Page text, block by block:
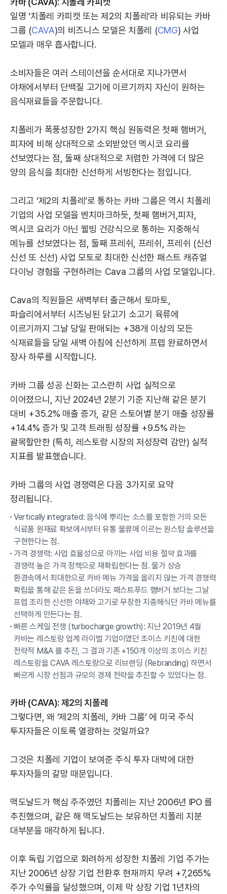
일명 ‘치폴레 카피캣 또는 제2의 치폴레’라 비유되는 카바
그룹 (CAVA)의 비즈니스 모델은 치폴레 (CMG) 사업
모델과 매우 흡사합니다.
소비자들은 여러 스테이션을 순서대로 지나가면서
야채에서부터 단백질 고기에 이르기까지 자신이 원하는
음식재료들을 주문합니다.
치폴레가 폭풍성장한 2가지 핵심 원동력은 첫째 햄버거,
피자에 비해 상대적으로 소외받았던 멕시코 요리를
선보였다는 점, 둘째 상대적으로 저렴한 가격에 더 많은
양의 음식을 최대한 신선하게 서빙한다는 점입니다.
그리고 ‘제2의 치폴레’로 통하는 카바 그룹은 역시 치폴레
기업의 사업 모델을 벤치마크하듯, 첫째 햄버거,피자,
멕시코 요리가 아닌 웰빙 건강식으로 통하는 지중해식
메뉴를 선보였다는 점, 둘째 프레쉬, 프레쉬, 프레쉬 (신선
신선 또 신선) 사업 모토로 최대한 신선한 패스트 캐쥬얼
다이닝 경험을 구현하려는 Cava 그룹의 사업 모델입니다.
Cava의 직원들은 새벽부터 출근해서 토마토,
파슬리에서부터 시즈닝된 닭고기 소고기 육류에
이르기까지 그날 당일 판매되는 +38개 이상의 모든
식재료들을 당일 새벽 아침에 신선하게 프렙 완료하면서
장사 하루를 시작합니다.
카바 그룹 성공 신화는 고스란히 사업 실적으로
이어졌으니, 지난 2024년 2분기 기준 지난해 같은 분기
대비 +35.2% 매출 증가, 같은 스토어별 분기 매출 성장률
+14.4% 증가 및 고객 트래핑 성장률 +9.5% 라는
괄목할만한 (특히, 레스토랑 시장의 저성장력 감안) 실적
지표를 발표했습니다.
카바 그룹의 사업 경쟁력은 다음 3가지로 요약
정리됩니다.
Vertically integrated: 음식에 뿌리는 소스를 포함한 거의 모든
식료품 원재료 확보에서부터 유통 물류에 이르는 원스탑 솔루션을
구현한다는 점.
가격 경쟁력: 사업 효율성으로 아끼는 사업 비용 절약 효과를
경쟁력 높은 가격 정책으로 재확립한다는 점. 물가 상승
환경속에서 최대한으로 카바 메뉴 가격을 올리지 않는 가격 경쟁력
확립을 통해 같은 돈을 쓰더라도 패스트푸드 햄버거 보다는 그날
프렙 조리한 신선한 야채와 고기로 무장한 지중해식단 카바 메뉴를
선택하게 만든다는 점.
빠른 스케일 전쟁 (turbocharge growth): 지난 2019년 4월
카바는 레스토랑 업계 라이벌 기업이였던 조이스 키친에 대한
전략적 M&A 를 추진, 그 결과 기존 +150개 이상의 조이스 키친
레스토랑을 CAVA 레스토랑으로 리브랜딩 (Rebranding) 하면서
빠르게 시장 선점과 규모의 경제 전략을 추진할 수 있었다는 점.
카바 (CAVA): 제2의 치폴레
그렇다면, 왜 ‘제2의 치폴레, 카바 그룹’ 에 미국 주식
투자자들은 이토록 열광하는 것일까요?
그것은 치폴레 기업이 보여준 주식 투자 대박에 대한
투자자들의 갈망 때문입니다.
맥도날드가 핵심 주주였던 치폴레는 지난 2006년 IPO 를
추진했으며, 같은 해 맥도날드는 보유하던 치폴레 지분
대부분을 매각하게 됩니다.
이후 독립 기업으로 화려하게 성장한 치폴레 기업 주가는
지난 2006년 상장 기업 전환후 현재까지 무려 +7,265%
주가 수익률을 달성했으며, 이제 막 상장 기업 1년차의